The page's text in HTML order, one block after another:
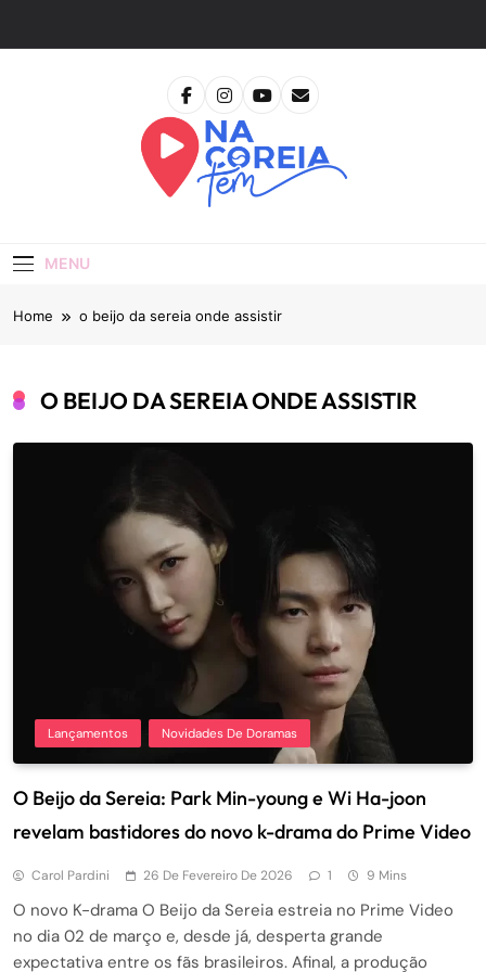
MENU
Home o beijo da sereia onde assistir
O BEIJO DA SEREIA ONDE ASSISTIR
Lançamentos Novidades De Doramas
O Beijo da Sereia: Park Min-young e Wi Ha-joon
revelam bastidores do novo k-drama do Prime Video
Carol Pardini 26 De Fevereiro De 2026 1 9 Mins
O novo K-drama O Beijo da Sereia estreia no Prime Video
no dia 02 de março e, desde já, desperta grande
expectativa entre os fãs brasileiros. Afinal, a produção